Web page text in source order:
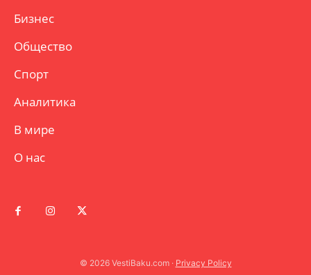
Бизнес
Общество
Спорт
Аналитика
В мире
О нас
© 2026 VestiBaku.com · Privacy Policy